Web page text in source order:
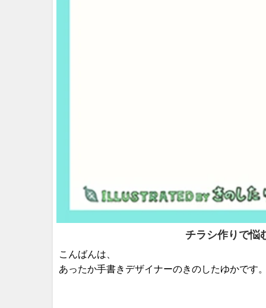
チラシ作りで悩
こんばんは、
あったか手書きデザイナーのきのしたゆかです